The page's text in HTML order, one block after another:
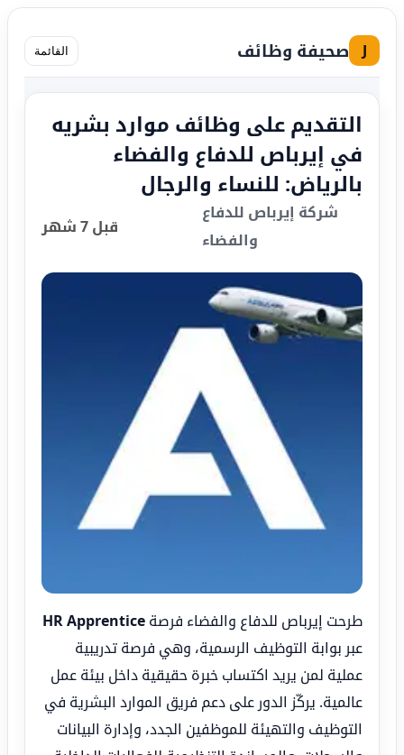
J صحيفة وظائف القائمة
التقديم على وظائف موارد بشريه
في إيرباص للدفاع والفضاء
بالرياض: للنساء والرجال
شركة إيرباص للدفاع
والفضاء
قبل 7 شهر
طرحت إيرباص للدفاع والفضاء فرصة HR Apprentice
عبر بوابة التوظيف الرسمية، وهي فرصة تدريبية
عملية لمن يريد اكتساب خبرة حقيقية داخل بيئة عمل
عالمية. يركّز الدور على دعم فريق الموارد البشرية في
التوظيف والتهيئة للموظفين الجدد، وإدارة البيانات